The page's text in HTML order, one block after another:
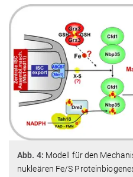
Abb. 4: Modell für den
nukleären Fe/S